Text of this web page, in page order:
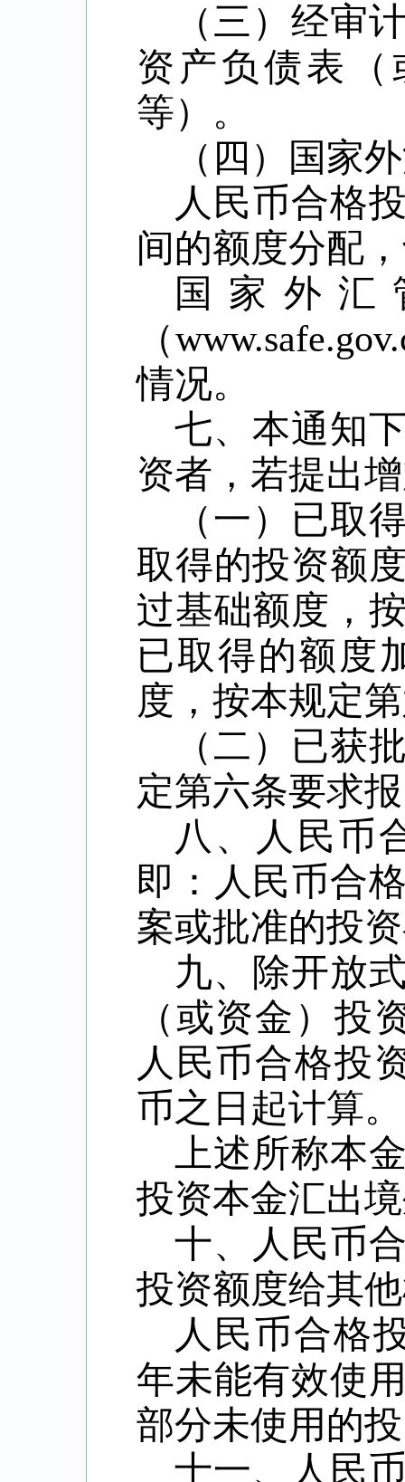
（三）经审
资产负债表
等）。
（四）国家
人民币合格
间的额度分配
国家外汇
（
情况。
七、本通知
资者，若提出
（一）已取
取得的投资额
过基础额度，
已取得的额度
度，按本规定
（二）已获
定第六条要求
八、人民币
即：人民币合
案或批准的投
九、除开放
（或资金）投
人民币合格投
币之日起计算。
上述所称本
投资本金汇出
十、人民币
投资额度给其
人民币合格
年未能有效使
部分未使用的
十一、人民